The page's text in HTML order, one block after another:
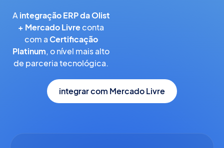
A integração ERP da Olist
+ Mercado Livreconta
com a Certificação
Platinum, o nível mais alto
de parceria tecnológica.
integrar com Mercado Livre